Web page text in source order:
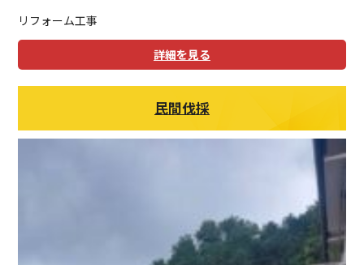
リフォーム工事
詳細を見る
民間伐採